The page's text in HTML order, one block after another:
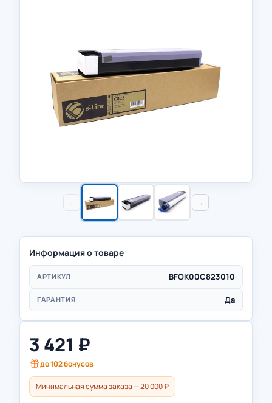
← →
Информация о товаре
АРТИКУЛ BFOK00C823010
ГАРАНТИЯ Да
3 421 ₽
до102бонусов
Минимальная сумма заказа — 20 000 ₽